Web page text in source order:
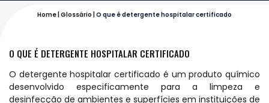
Home Glossário O que é detergente hospitalar certificado
O QUE É DETERGENTE HOSPITALAR CERTIFICADO
O detergente hospitalar certificado é um produto químico
desenvolvido especificamente para a limpeza e
desinfecção de ambientes e superfícies em instituições de